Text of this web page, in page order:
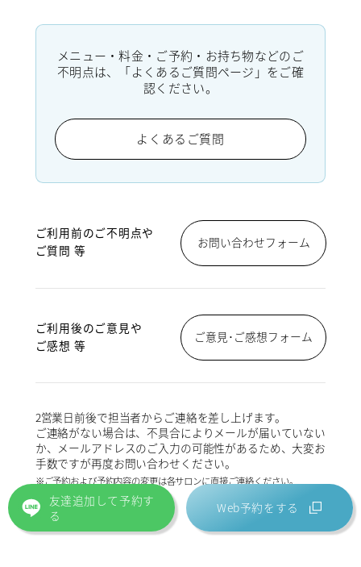
メニュー・料金・ご予約・お持ち物などのご
不明点は、「よくあるご質問ページ」をご確
認ください。
よくあるご質問
ご利用前のご不明点や
ご質問 等
お問い合わせフォーム
ご利用後のご意見や
ご感想 等
ご意見･ご感想フォーム
2営業日前後で担当者からご連絡を差し上げます。
ご連絡がない場合は、不具合によりメールが届いていない
か、メールアドレスのご入力の可能性があるため、大変お
手数ですが再度お問い合わせください。
※ご予約および予約内容の変更は各サロンに直接ご連絡ください。
友達追加して予約す
る
Web予約をする